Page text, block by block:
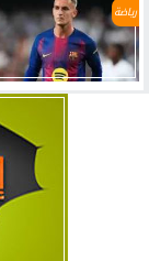
رياضة